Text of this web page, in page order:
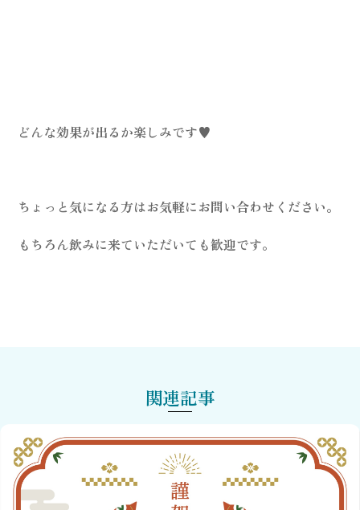
どんな効果が出るか楽しみです♥
ちょっと気になる方はお気軽にお問い合わせください。
もちろん飲みに来ていただいても歓迎です。
関連記事